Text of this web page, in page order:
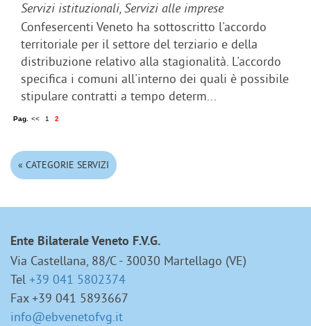
Servizi istituzionali, Servizi alle imprese
Confesercenti Veneto ha sottoscritto l'accordo
territoriale per il settore del terziario e della
distribuzione relativo alla stagionalità. L'accordo
specifica i comuni all'interno dei quali è possibile
stipulare contratti a tempo determ...
Pag. << 1 2
« CATEGORIE SERVIZI
Ente Bilaterale Veneto F.V.G.
Via Castellana, 88/C - 30030 Martellago (VE)
Tel +39 041 5802374
Fax +39 041 5893667
info@ebvenetofvg.it